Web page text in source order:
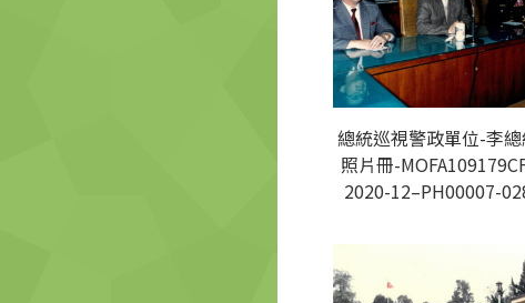
總統巡視警政單位-李
照片冊-
2020-12–PH00007-